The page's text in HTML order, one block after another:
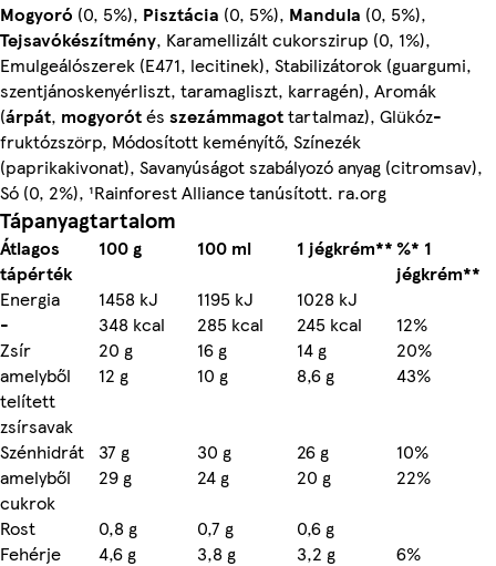
Mogyoró (0, 5%), Pisztácia (0, 5%), Mandula (0, 5%),
Tejsavókészítmény, Karamellizált cukorszirup (0, 1%),
Emulgeálószerek (E471, lecitinek), Stabilizátorok (guargumi,
szentjánoskenyérliszt, taramagliszt, karragén), Aromák
(árpát, mogyorótés szezámmagottartalmaz), Glükóz-
fruktózszörp, Módosított keményítő, Színezék
(paprikakivonat), Savanyúságot szabályozó anyag (citromsav),
Só (0, 2%), ¹Rainforest Alliance tanúsított. ra.org
Tápanyagtartalom
Átlagos
tápérték
100 g 100 ml 1 jégkrém**%* 1
jégkrém**
Energia
1458 kJ 1195 kJ
1028 kJ
-
348 kcal 285 kcal 245 kcal
12%
Zsír
20 g 16 g 14 g
20%
amelyből
telített
zsírsavak
12 g 10 g 8,6 g 43%
Szénhidrát 37 g 30 g 26 g
10%
amelyből
cukrok
29 g 24 g 20 g
22%
Rost
0,8 g 0,7 g
0,6 g
Fehérje
4,6 g 3,8 g 3,2 g
6%